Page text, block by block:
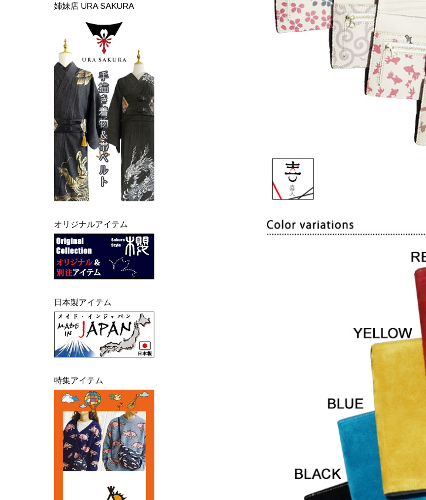
姉妹店 URA SAKURA
オリジナルアイテム
日本製アイテム
特集アイテム